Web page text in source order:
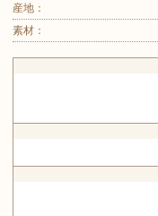
産地：
素材：